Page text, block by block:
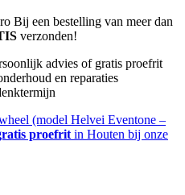
Bij een bestelling van meer dan
verzonden!
advies of gratis proefrit
en reparaties
(model Helvei Eventone –
proefrit in Houten bij onze